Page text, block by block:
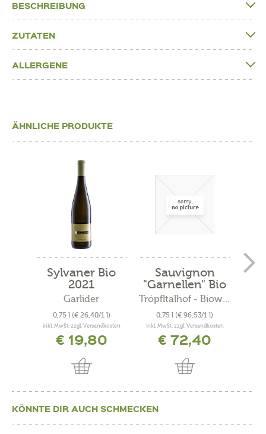
BESCHREIBUNG
ZUTATEN
ALLERGENE
ÄHNLICHE PRODUKTE
Sylvaner Bio
2021
Garlider
0,75 l (€ 26,40/1 l)
inkl. MwSt. zzgl. Versandkosten
€ 19,80
Sauvignon
"Garnellen" Bio
2019
Tröpfltalhof - Bioweinhof
0,75 l (€ 96,53/1 l)
inkl. MwSt. zzgl. Versandkosten
€ 72,40
KÖNNTE DIR AUCH SCHMECKEN